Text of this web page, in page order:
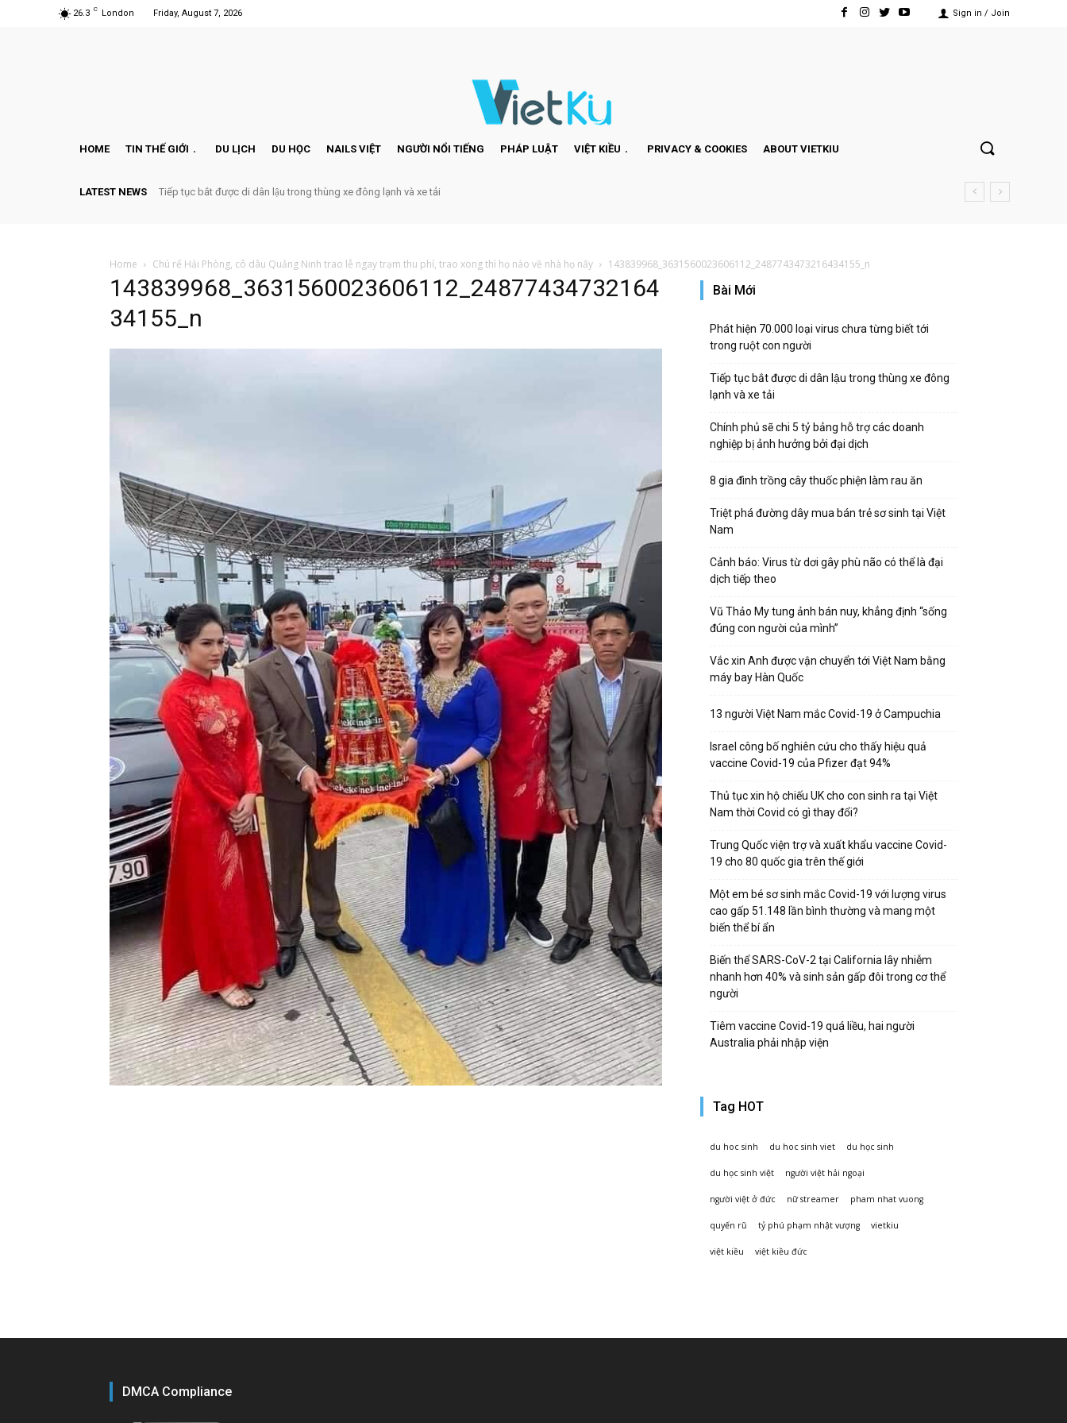
26.3 C London Friday, August 7, 2026 Sign in / Join
HOME TIN THẾ GIỚI DU LỊCH DU HỌC NAILS VIỆT NGƯỜI NỔI TIẾNG PHÁP LUẬT VIỆT KIỀU PRIVACY & COOKIES ABOUT VIETKIU
LATEST NEWS Tiếp tục bắt được di dân lậu trong thùng xe đông lạnh và xe tải
Home Chú rể Hải Phòng, cô dâu Quảng Ninh trao lễ ngay trạm thu phí, trao xong thì họ nào về nhà họ nấy 143839968_3631560023606112_2487743473216434155_n
143839968_3631560023606112_24877434732164
34155_n
Bài Mới
Phát hiện 70.000 loại virus chưa từng biết tới
trong ruột con người
Tiếp tục bắt được di dân lậu trong thùng xe đông
lạnh và xe tải
Chính phủ sẽ chi 5 tỷ bảng hỗ trợ các doanh
nghiệp bị ảnh hưởng bởi đại dịch
8 gia đình trồng cây thuốc phiện làm rau ăn
Triệt phá đường dây mua bán trẻ sơ sinh tại Việt
Nam
Cảnh báo: Virus từ dơi gây phù não có thể là đại
dịch tiếp theo
Vũ Thảo My tung ảnh bán nuy, khẳng định “sống
đúng con người của mình”
Vắc xin Anh được vận chuyển tới Việt Nam bằng
máy bay Hàn Quốc
13 người Việt Nam mắc Covid-19 ở Campuchia
Israel công bố nghiên cứu cho thấy hiệu quả
vaccine Covid-19 của Pfizer đạt 94%
Thủ tục xin hộ chiếu UK cho con sinh ra tại Việt
Nam thời Covid có gì thay đổi?
Trung Quốc viện trợ và xuất khẩu vaccine Covid-
19 cho 80 quốc gia trên thế giới
Một em bé sơ sinh mắc Covid-19 với lượng virus
cao gấp 51.148 lần bình thường và mang một
biến thể bí ẩn
Biến thể SARS-CoV-2 tại California lây nhiễm
nhanh hơn 40% và sinh sản gấp đôi trong cơ thể
người
Tiêm vaccine Covid-19 quá liều, hai người
Australia phải nhập viện
Tag HOT
du hoc sinh du hoc sinh viet du học sinh
du học sinh việt người việt hải ngoại
người việt ở đức nữ streamer pham nhat vuong
quyến rũ tỷ phú phạm nhật vượng vietkiu
việt kiều việt kiều đức
DMCA Compliance